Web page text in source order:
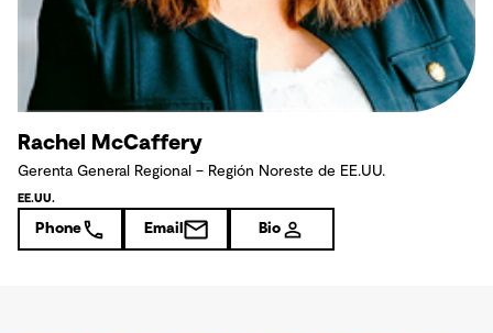
Rachel McCaffery
Gerenta General Regional – Región Noreste de EE.UU.
EE.UU.
Phone Email Bio